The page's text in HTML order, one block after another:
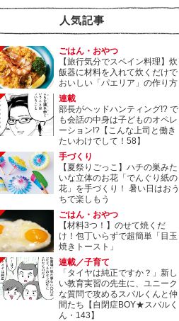
人気記事
ごはん・おやつ
【旅行気分でスペイン料理】炊
飯器に材料を入れて炊くだけで
おいしい「パエリア」の作り方
連載
部長がヘッドハンティング!? で
も会話の中身は子どものオペレ
ーション!?【こんな上司と働き
たいわけでして！58】
手づくり
【夏祭りごっこ】ハチの巣みた
いな立体のお花「でんぐり紙の
花」を手づくり！ 暑い日はおう
ちで楽しもう
ごはん・おやつ
【材料3つ！】のせて焼くだ
け！包丁いらずで超簡単「目玉
焼きトースト」
連載／子育て
「タイヤは純正ですか？」新し
い教育実習の先生に、ユニーク
な質問で攻めるスバルくんと仲
間たち【自閉症BOY★スバルく
ん・143】